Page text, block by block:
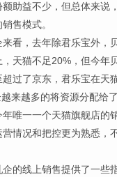
助益不少，但总体来说
售模式。
，去年除君乐宝外，
天猫不足20%，但今
过了京东，君乐宝在天
来越多的将资源分配给
唯一一个天猫旗舰店
情况和把控更为熟悉
线上销售提供了一些